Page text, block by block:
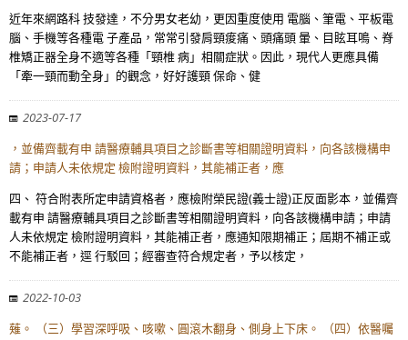
近年來網路科 技發達，不分男女老幼，更因重度使用 電腦、筆電、平板電
腦、手機等各種電 子產品，常常引發肩頸痠痛、頭痛頭 暈、目眩耳鳴、脊
椎矯正器全身不適等各種「頸椎 病」相關症狀。因此，現代人更應具備
「牽一頸而動全身」的觀念，好好護頸 保命、健
2023-07-17
，並備齊載有申 請醫療輔具項目之診斷書等相關證明資料，向各該機構申
請；申請人未依規定 檢附證明資料，其能補正者，應
四、 符合附表所定申請資格者，應檢附榮民證(義士證)正反面影本，並備齊
載有申 請醫療輔具項目之診斷書等相關證明資料，向各該機構申請；申請
人未依規定 檢附證明資料，其能補正者，應通知限期補正；屆期不補正或
不能補正者，逕 行駁回；經審查符合規定者，予以核定，
2022-10-03
薙。 （三）學習深呼吸、咳嗽、圓滾木翻身、側身上下床。 （四）依醫囑